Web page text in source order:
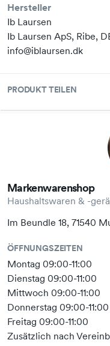
Hersteller
Ib Laursen
Ib Laursen ApS, Ribe,
info@iblaursen.dk
PRODUKT TEILEN
Markenwarenshop
Haushaltswaren & -
Im Beundle 18, 71540
ÖFFNUNGSZEITEN
Montag 09:00-11:00
Dienstag 09:00-11:00
Mittwoch 09:00-11:00
Donnerstag 09:00-11:00
Freitag 09:00-11:00
Zusätzlich nach